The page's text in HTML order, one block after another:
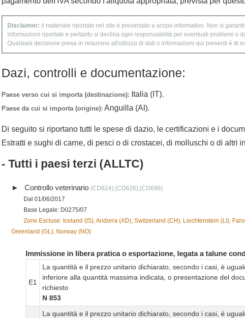
Disclaimer: il materiale riportato nel sito è presentato a scopo informativo. Non si
informazioni riportate e pertanto si declina ogni responsabilità per eventuali problemi o
Qualsiasi decisione presa in relazione all'utilizzo di dati o informazioni qui presenti è di
Dazi, controlli e documentazione:
Paese verso cui si importa (destinazione): Italia (IT).
Paese da cui si importa (origine): Anguilla (AI).
Di seguito si riportano tutti le spese di dazio, le certificazioni e i
Estratti e sughi di carne, di pesci o di crostacei, di molluschi o di altri
- Tutti i paesi terzi (ALLTC)
Controllo veterinario (CD624),(CD626),(CD686)
Dal 01/06/2017
Base Legale: D0275/07
Zone Escluse: Iceland (IS), Andorra (AD), Switzerland (CH), Liechtenstein (LI),
Greenland (GL), Norway (NO)
Immissione in libera pratica o esportazione, legata a talune
E1
La quantità e il prezzo unitario dichiarato, secondo i casi, è
inferiore alla quantità massima indicata, o presentazione del
richiesto
N 853
La quantità e il prezzo unitario dichiarato, secondo i casi, è